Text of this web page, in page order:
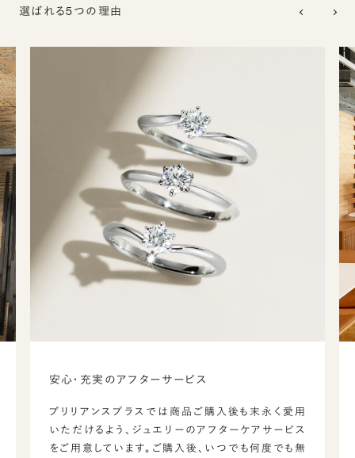
選ばれる5つの理由
安心・充実のアフターサービス
ブリリアンスプラスでは商品ご購入後も末永く愛用
いただけるよう、ジュエリーのアフターケアサービス
をご用意しています。ご購入後、いつでも何度でも無